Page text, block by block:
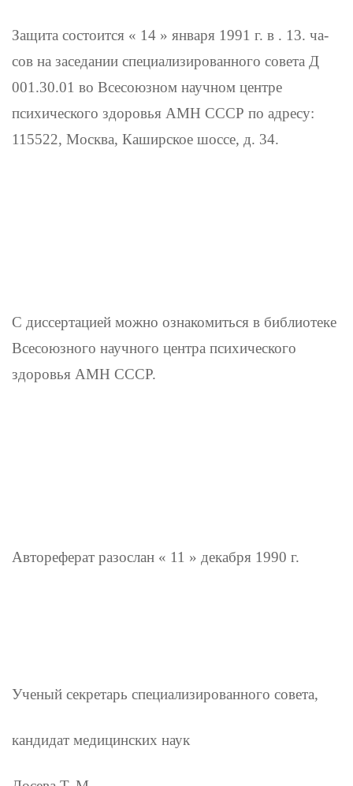
Защита состоится « 14 » января 1991 г. в . 13. ча­
сов на заседании специализированного совета Д
001.30.01 во Всесоюзном научном центре
психического здоровья АМН СССР по адресу:
115522, Москва, Каширское шоссе, д. 34.
С диссертацией можно ознакомиться в библиотеке
Все­союзного научного центра психического
здоровья АМН СССР.
Автореферат разослан « 11 » декабря 1990 г.
Ученый секретарь специализированного совета,
кандидат медицинских наук